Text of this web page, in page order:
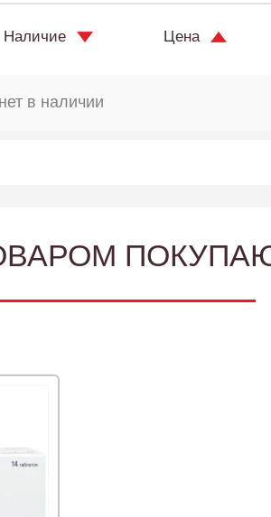
Наличие Цена
нет в наличии